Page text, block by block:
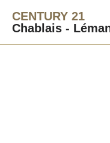
CENTURY 21
Chablais -